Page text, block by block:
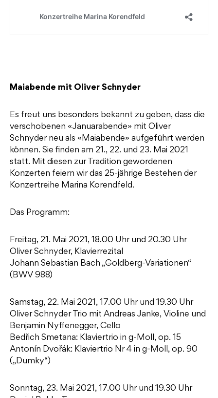
Maiabende mit Oliver Schnyder
Es freut uns besonders bekannt zu geben, dass die
verschobenen «Januarabende» mit Oliver
Schnyder neu als «Maiabende» aufgeführt werden
können. Sie finden am 21., 22. und 23. Mai 2021
statt. Mit diesen zur Tradition gewordenen
Konzerten feiern wir das 25-jährige Bestehen der
Konzertreihe Marina Korendfeld.
Das Programm:
Freitag, 21. Mai 2021, 18.00 Uhr und 20.30 Uhr
Oliver Schnyder, Klavierrezital
Johann Sebastian Bach „Goldberg-Variationen“
(BWV 988)
Samstag, 22. Mai 2021, 17.00 Uhr und 19.30 Uhr
Oliver Schnyder Trio mit Andreas Janke, Violine und
Benjamin Nyffenegger, Cello
Bedřich Smetana: Klaviertrio in g-Moll, op. 15
Antonín Dvořák: Klaviertrio Nr 4 in g-Moll, op. 90
(„Dumky“)
Sonntag, 23. Mai 2021, 17.00 Uhr und 19.30 Uhr